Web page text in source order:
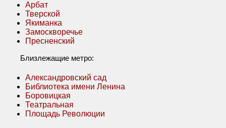
Арбат
Тверской
Якиманка
Замоскворечье
Пресненский
Близлежащие метро:
Александровский сад
Библиотека имени Ленина
Боровицкая
Театральная
Площадь Революции